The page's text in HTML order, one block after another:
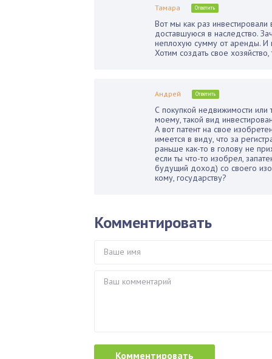
Тамара Ответить
Вот мы как раз инвестировали
доставшуюся в наследство.
неплохую сумму от аренды. И
Хотим создать свое
Андрей Ответить
С покупкой недвижимости
моему, такой вид
А вот патент на свое
имеется в виду, что за
раньше как-то в голову не
если ты что-то изобрел,
будущий доход) со своего
кому, государству?
Комментировать